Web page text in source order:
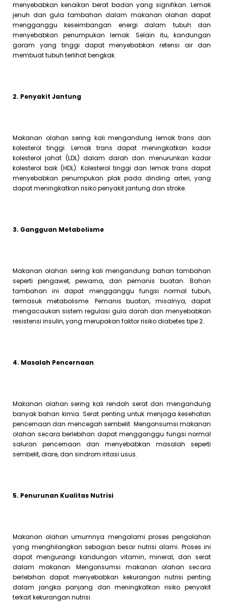
menyebabkan kenaikan berat badan yang signifikan. Lemak
jenuh dan gula tambahan dalam makanan olahan dapat
mengganggu keseimbangan energi dalam tubuh dan
menyebabkan penumpukan lemak. Selain itu, kandungan
garam yang tinggi dapat menyebabkan retensi air dan
membuat tubuh terlihat bengkak.
2. Penyakit Jantung
Makanan olahan sering kali mengandung lemak trans dan
kolesterol tinggi. Lemak trans dapat meningkatkan kadar
kolesterol jahat (LDL) dalam darah dan menurunkan kadar
kolesterol baik (HDL). Kolesterol tinggi dan lemak trans dapat
menyebabkan penumpukan plak pada dinding arteri, yang
dapat meningkatkan risiko penyakit jantung dan stroke.
3. Gangguan Metabolisme
Makanan olahan sering kali mengandung bahan tambahan
seperti pengawet, pewarna, dan pemanis buatan. Bahan
tambahan ini dapat mengganggu fungsi normal tubuh,
termasuk metabolisme. Pemanis buatan, misalnya, dapat
mengacaukan sistem regulasi gula darah dan menyebabkan
resistensi insulin, yang merupakan faktor risiko diabetes tipe 2.
4. Masalah Pencernaan
Makanan olahan sering kali rendah serat dan mengandung
banyak bahan kimia. Serat penting untuk menjaga kesehatan
pencernaan dan mencegah sembelit. Mengonsumsi makanan
olahan secara berlebihan dapat mengganggu fungsi normal
saluran pencernaan dan menyebabkan masalah seperti
sembelit, diare, dan sindrom iritasi usus.
5. Penurunan Kualitas Nutrisi
Makanan olahan umumnya mengalami proses pengolahan
yang menghilangkan sebagian besar nutrisi alami. Proses ini
dapat mengurangi kandungan vitamin, mineral, dan serat
dalam makanan. Mengonsumsi makanan olahan secara
berlebihan dapat menyebabkan kekurangan nutrisi penting
dalam jangka panjang dan meningkatkan risiko penyakit
terkait kekurangan nutrisi.